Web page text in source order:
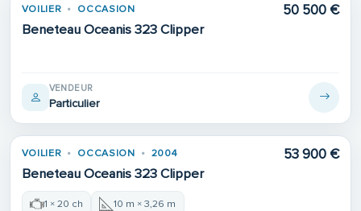
VOILIER OCCASION
Beneteau Oceanis 323 Clipper
50 500 €
VENDEUR
Particulier
VOILIER OCCASION 2004
Beneteau Oceanis 323 Clipper
53 900 €
1 × 20 ch 10 m × 3,26 m